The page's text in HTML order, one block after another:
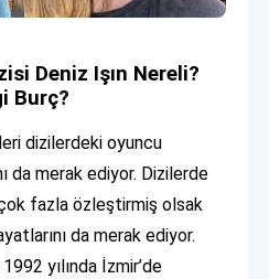
Deniz Işın Nereli?
Burç?
dizilerdeki oyuncu
da merak ediyor. Dizilerde
çok fazla özleştirmiş olsak
da merak ediyor.
yılında İzmir’de